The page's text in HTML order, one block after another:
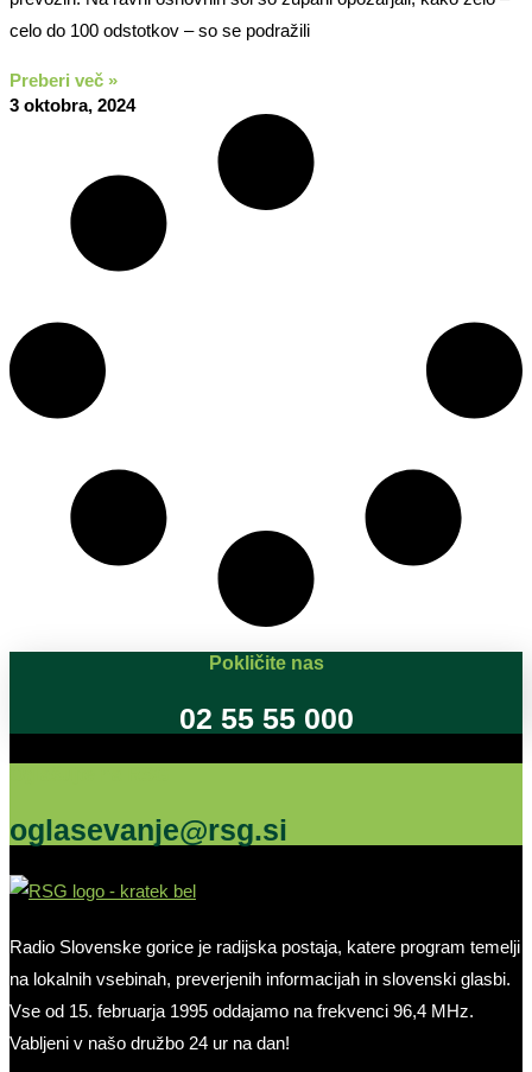
celo do 100 odstotkov – so se podražili
Preberi več »
3 oktobra, 2024
Pokličite nas
02 55 55 000
oglasevanje@rsg.si
Radio Slovenske gorice je radijska postaja, katere program temelji
na lokalnih vsebinah, preverjenih informacijah in slovenski glasbi.
Vse od 15. februarja 1995 oddajamo na frekvenci 96,4 MHz.
Vabljeni v našo družbo 24 ur na dan!